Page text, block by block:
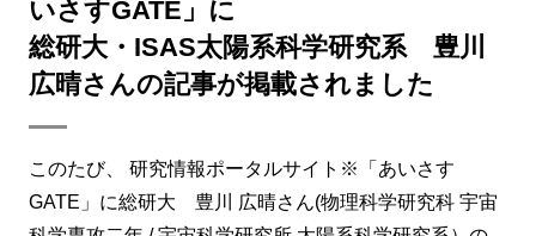
いさすGATE」に
総研大・ISAS太陽系科学研究系 豊川
広晴さんの記事が掲載されました
このたび、 研究情報ポータルサイト※「あいさす
GATE」に総研大 豊川 広晴さん(物理科学研究科 宇宙